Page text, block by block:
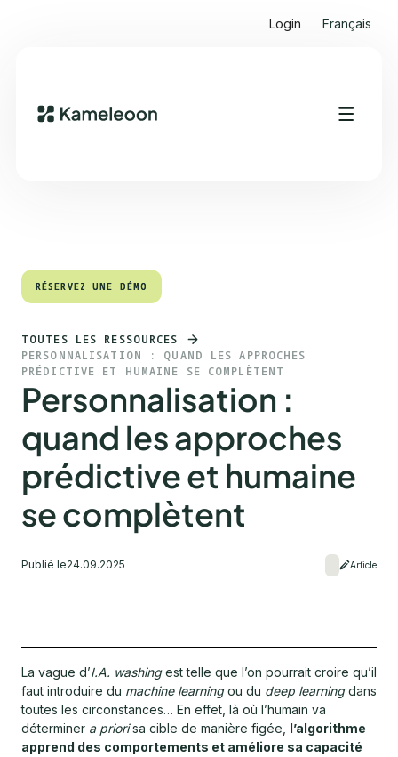
Login Français
Sommaire
RÉSERVEZ UNE DÉMO
RÉSERVEZ UNE DÉMO
TOUTES LES RESSOURCES
PERSONNALISATION : QUAND LES APPROCHES
PRÉDICTIVE ET HUMAINE SE COMPLÈTENT
Personnalisation :
quand les approches
prédictive et humaine
se complètent
Publié le24.09.2025 Article
La vague d’I.A. washingest telle que l’on pourrait croire qu’il
faut introduire du machine learningou du deep learningdans
toutes les circonstances… En effet, là où l’humain va
déterminer a priorisa cible de manière figée, l’algorithme
apprend des comportements et améliore sa capacité